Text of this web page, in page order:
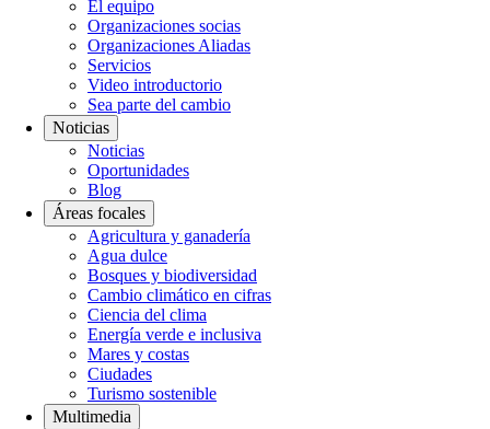
El equipo
Organizaciones socias
Organizaciones Aliadas
Servicios
Video introductorio
Sea parte del cambio
Noticias
Noticias
Oportunidades
Blog
Áreas focales
Agricultura y ganadería
Agua dulce
Bosques y biodiversidad
Cambio climático en cifras
Ciencia del clima
Energía verde e inclusiva
Mares y costas
Ciudades
Turismo sostenible
Multimedia